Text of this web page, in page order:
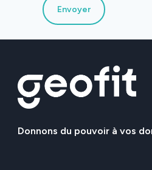
Envoyer
Donnons du pouvoir à vos